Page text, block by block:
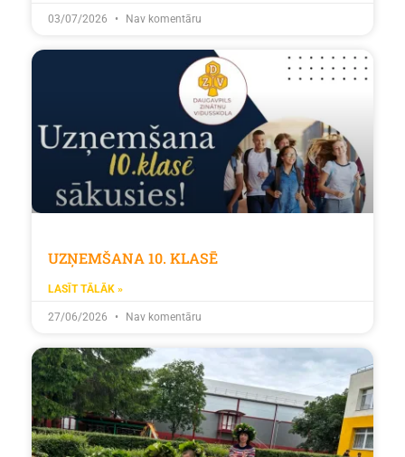
03/07/2026 Nav komentāru
UZŅEMŠANA 10. KLASĒ
LASĪT TĀLĀK »
27/06/2026 Nav komentāru